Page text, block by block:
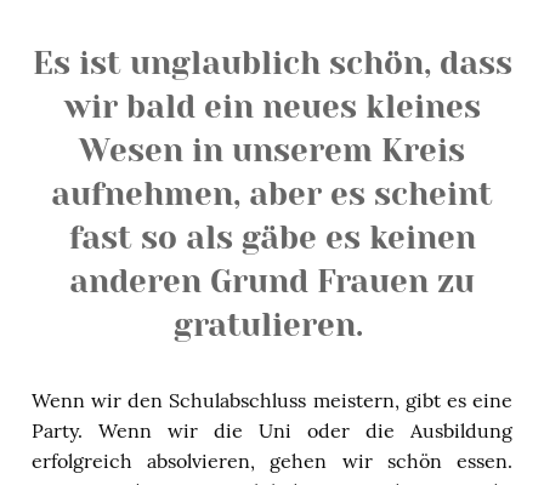
Es ist unglaublich schön, dass
wir bald ein neues kleines
Wesen in unserem Kreis
aufnehmen, aber es scheint
fast so als gäbe es keinen
anderen Grund Frauen zu
gratulieren.
Wenn wir den Schulabschluss meistern, gibt es eine
Party. Wenn wir die Uni oder die Ausbildung
erfolgreich absolvieren, gehen wir schön essen.